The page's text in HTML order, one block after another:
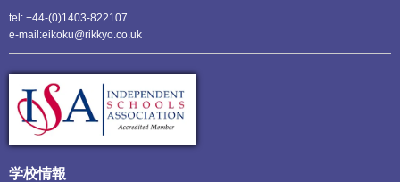
tel: +44-(0)1403-822107
e-mail:eikoku@rikkyo.co.uk
学校情報